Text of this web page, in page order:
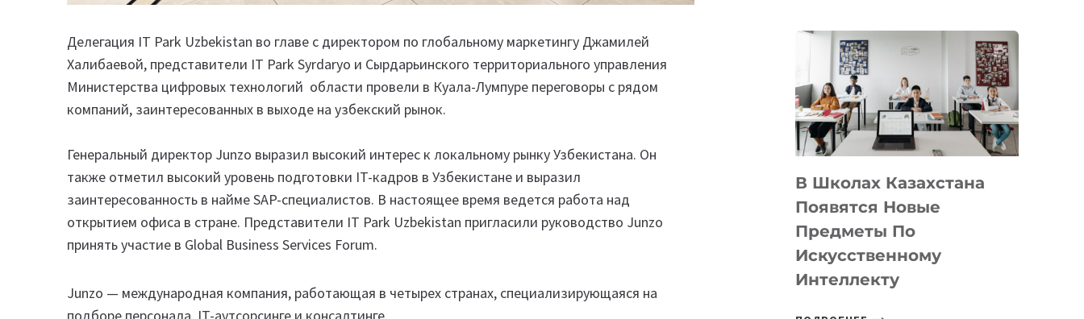
Делегация IT Park Uzbekistan во главе с директором по глобальному маркетингу Джамилей
Халибаевой, представители IT Park Syrdaryo и Сырдарьинского территориального управления
Министерства цифровых технологий области провели в Куала-Лумпуре переговоры с рядом
компаний, заинтересованных в выходе на узбекский рынок.
Генеральный директор Junzo выразил высокий интерес к локальному рынку Узбекистана. Он
также отметил высокий уровень подготовки IT-кадров в Узбекистане и выразил
заинтересованность в найме SAP-специалистов. В настоящее время ведется работа над
открытием офиса в стране. Представители IT Park Uzbekistan пригласили руководство Junzo
принять участие в Global Business Services Forum.
Junzo — международная компания, работающая в четырех странах, специализирующаяся на
подборе персонала, IT-аутсорсинге и консалтинге.
DEAL
VELOCITY
MOST
—
МЕЖДУНАРОДНУЮ
ДЛЯ
ТЕХНОЛОГИЧЕСКИХ
СТАРТАПОВ
В Школах Казахстана
Появятся Новые
Предметы По
Искусственному
Интеллекту